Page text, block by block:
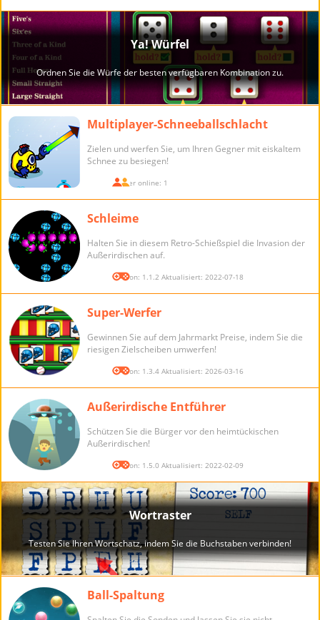
Multiplayer-Schneeballschlacht
Zielen und werfen Sie, um Ihren Gegner mit eiskaltem
Schnee zu besiegen!
Spieler online: 1
Schleime
Halten Sie in diesem Retro-Schießspiel die Invasion der
Außerirdischen auf.
Version: 1.1.2 Aktualisiert: 2022-07-18
Super-Werfer
Gewinnen Sie auf dem Jahrmarkt Preise, indem Sie die
riesigen Zielscheiben umwerfen!
Version: 1.3.4 Aktualisiert: 2026-03-16
Außerirdische Entführer
Schützen Sie die Bürger vor den heimtückischen
Außerirdischen!
Version: 1.5.0 Aktualisiert: 2022-02-09
Ball-Spaltung